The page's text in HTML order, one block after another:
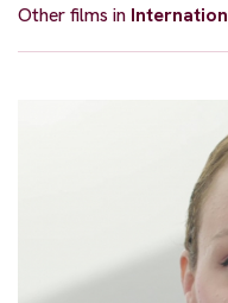
Other films in